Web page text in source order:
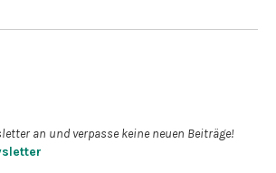
an und verpasse keine neuen Beiträge!